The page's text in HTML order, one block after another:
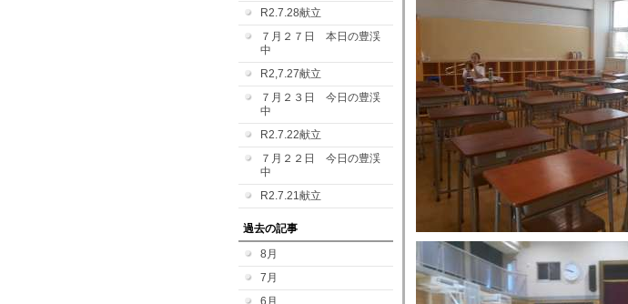
R2.7.28献立
７月２７日 本日の豊渓
中
R2,7.27献立
７月２３日 今日の豊渓
中
R2.7.22献立
７月２２日 今日の豊渓
中
R2.7.21献立
過去の記事
8月
7月
6月